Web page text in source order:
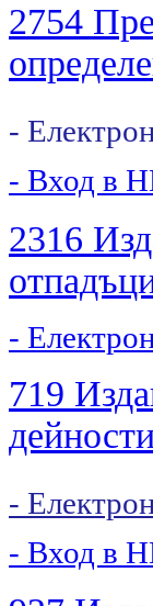
2754
-
- Вход в
2316
-
719
-
- Вход в